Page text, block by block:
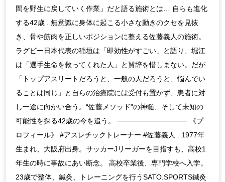
間を野生に戻していく作業」だと語る施術とは… 自らも進化
する42歳 . 無意識に身体に起こる小さな動きのクセを見抜
き、骨や筋肉を正しいポジションに整える佐藤義人の施術。
ラグビー日本代表の稲垣は「即効性がすごい」と語り、堀江
は「選手生命を救ってくれた人」と賛辞を惜しまない。だが
「トップアスリートだろうと、一般の人だろうと、悩んでい
ることは同じ」と自らの治療院には受付も置かず、患者に対
し一途に向かい合う。“佐藤メソッド"の神髄、そして未知の
可能性を探る42歳の今を追う。 ────────────── 《プ
ロフィール》 #アスレチックトレーナー #佐藤義人 . 1977年
生まれ、大阪府出身。サッカーJリーガーを目指すも、高校1
年生の時に事故にあい断念。 高校卒業後、専門学校へ入学。
23歳で整体、鍼灸、トレーニングを行うSATO.SPORTS鍼灸